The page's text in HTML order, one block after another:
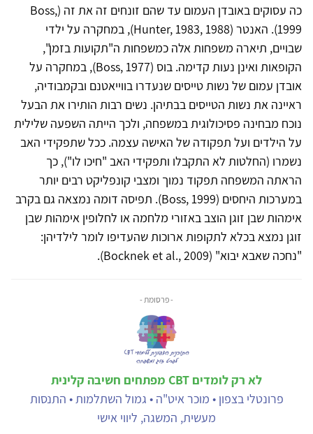
כה עסוקים באובדן העמום עד שהם זונחים זה את זה (Boss,
1999). האנטר (Hunter, 1983, 1988), במחקרה על ילדי
שבויים, תיארה משפחות אלה כמשפחות ה"תקועות בזמן",
הקופאות ואינן נעות קדימה. בוס (Boss, 1977), במחקרה על
אובדן עמום של נשות טייסים שנעדרו בווייאטנם ובקמבודיה,
ראיינה את נשות הטייסים בבתיהן. נשים רבות הותירו את הבעל
נוכח מבחינה פסיכולוגית במשפחה, ולכך הייתה השפעה שלילית
על הילדים ועל תפקודה של האישה עצמה. ככל שתפקידי האב
נשמרו (החלטות לא התקבלו ותפקידי האב "חיכו לו"), כך
הראתה המשפחה תפקוד נמוך ומצבי קונפליקט רבים יותר
במערכות היחסים (Boss, 1999). תפיסה דומה נמצאה גם בקרב
אימהות שבן זוגן הוצב באזורי מלחמה או לחלופין אימהות שבן
זוגן נמצא בכלא לתקופות ארוכות שהעדיפו לומר לילדיהן:
"נחכה שאבא יבוא" (Bocknek et al., 2009).
- פרסומת -
לא רק לומדים CBT מפתחים חשיבה קלינית
פרונטלי בצפון • מוכר איט"ה • גמול השתלמות • התנסות
מעשית, המשגה, ליווי אישי